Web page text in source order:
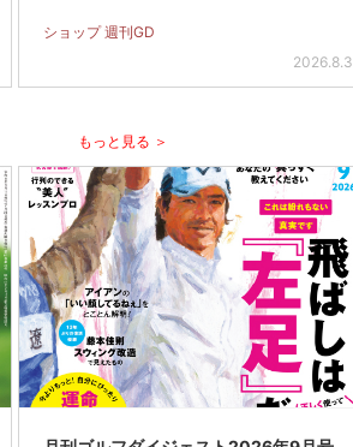
ショップ 週刊GD
2026.8.3
もっと見る ＞